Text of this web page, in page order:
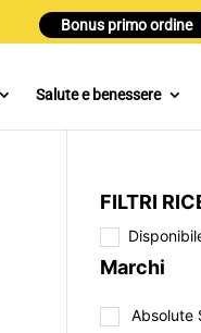
Bonus primo ordine
Salute e benessere
FILTRI
Marchi
Absolute